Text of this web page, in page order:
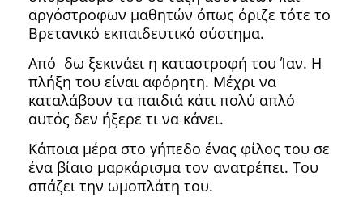
αργόστροφων μαθητών όπως όριζε τότε το
Βρετανικό εκπαιδευτικό σύστημα.
Από δω ξεκινάει η καταστροφή του Ίαν. Η
πλήξη του είναι αφόρητη. Μέχρι να
καταλάβουν τα παιδιά κάτι πολύ απλό
αυτός δεν ήξερε τι να κάνει.
Κάποια μέρα στο γήπεδο ένας φίλος του σε
ένα βίαιο μαρκάρισμα τον ανατρέπει. Του
σπάζει την ωμοπλάτη του.